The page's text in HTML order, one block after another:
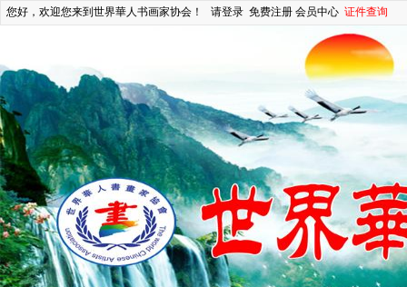
您好，欢迎您来到世界華人书画家协会！ 请登录 免费注册 会员中心 证件查询